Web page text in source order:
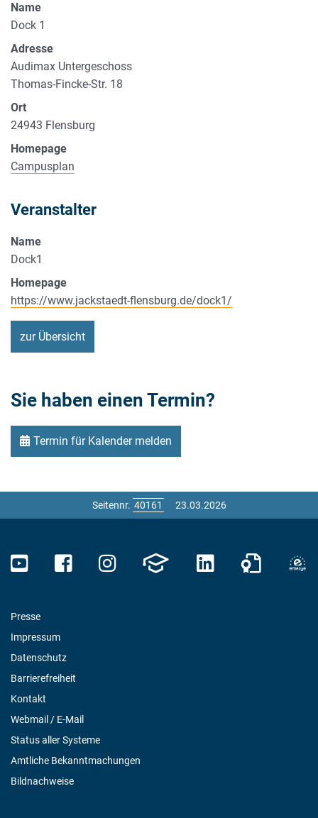
Name
Dock 1
Adresse
Audimax Untergeschoss
Thomas-Fincke-Str. 18
Ort
24943 Flensburg
Homepage
Campusplan
Veranstalter
Name
Dock1
Homepage
https://www.jackstaedt-flensburg.de/dock1/
zur Übersicht
Sie haben einen Termin?
Termin für Kalender melden
Seitennr. 23.03.2026
Presse
Impressum
Datenschutz
Barrierefreiheit
Kontakt
Webmail / E-Mail
Status aller Systeme
Amtliche Bekanntmachungen
Bildnachweise